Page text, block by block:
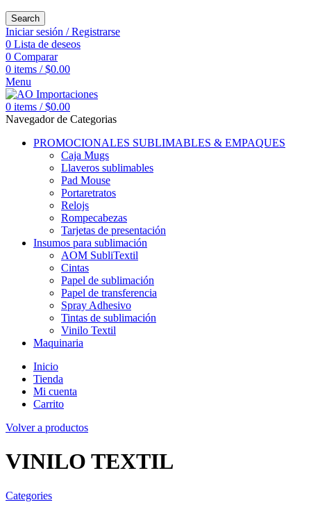
Search
Iniciar sesión / Registrarse
0 Lista de deseos
0 Comparar
0 items / $0.00
Menu
0 items / $0.00
Navegador de Categorias
PROMOCIONALES SUBLIMABLES & EMPAQUES
Caja Mugs
Llaveros sublimables
Pad Mouse
Portaretratos
Relojs
Rompecabezas
Tarjetas de presentación
Insumos para sublimación
AOM SubliTextil
Cintas
Papel de sublimación
Papel de transferencia
Spray Adhesivo
Tintas de sublimación
Vinilo Textil
Maquinaria
Inicio
Tienda
Mi cuenta
Carrito
Volver a productos
VINILO TEXTIL
Categories